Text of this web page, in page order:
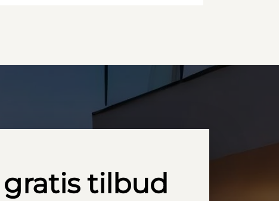
gratis tilbud